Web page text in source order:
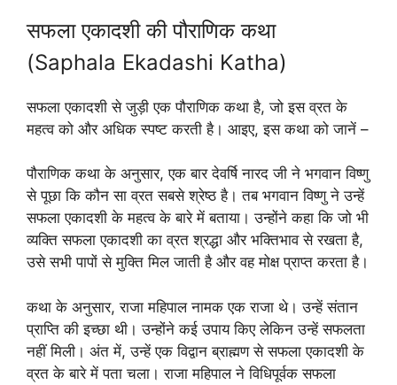
सफला एकादशी की पौराणिक कथा
(Saphala Ekadashi Katha)
सफला एकादशी से जुड़ी एक पौराणिक कथा है, जो इस व्रत के
महत्व को और अधिक स्पष्ट करती है। आइए, इस कथा को जानें –
पौराणिक कथा के अनुसार, एक बार देवर्षि नारद जी ने भगवान विष्णु
से पूछा कि कौन सा व्रत सबसे श्रेष्ठ है। तब भगवान विष्णु ने उन्हें
सफला एकादशी के महत्व के बारे में बताया। उन्होंने कहा कि जो भी
व्यक्ति सफला एकादशी का व्रत श्रद्धा और भक्तिभाव से रखता है,
उसे सभी पापों से मुक्ति मिल जाती है और वह मोक्ष प्राप्त करता है।
कथा के अनुसार, राजा महिपाल नामक एक राजा थे। उन्हें संतान
प्राप्ति की इच्छा थी। उन्होंने कई उपाय किए लेकिन उन्हें सफलता
नहीं मिली। अंत में, उन्हें एक विद्वान ब्राह्मण से सफला एकादशी के
व्रत के बारे में पता चला। राजा महिपाल ने विधिपूर्वक सफला